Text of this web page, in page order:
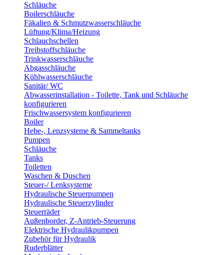
Schläuche
Boilerschläuche
Fäkalien & Schmutzwasserschläuche
Lüftung/Klima/Heizung
Schlauchschellen
Treibstoffschläuche
Trinkwasserschläuche
Abgasschläuche
Kühlwasserschläuche
Sanitär/ WC
Abwasserinstallation - Toilette, Tank und Schläuche
konfigurieren
Frischwassersystem konfigurieren
Boiler
Hebe-, Lenzsysteme & Sammeltanks
Pumpen
Schläuche
Tanks
Toiletten
Waschen & Duschen
Steuer-/ Lenksysteme
Hydraulische Steuerpumpen
Hydraulische Steuerzylinder
Steuerräder
Außenborder, Z-Antrieb-Steuerung
Elektrische Hydraulikpumpen
Zubehör für Hydraulik
Ruderblätter